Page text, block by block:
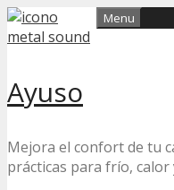
Skip
to
Ayuso
Mejora el confort de tu
prácticas para frío,
Menu